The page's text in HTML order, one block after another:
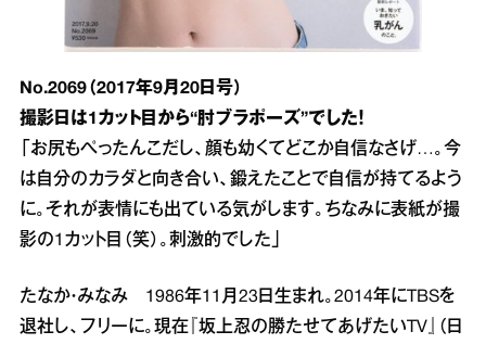
No.2069（2017年9月20日号）
撮影日は1カット目から“肘ブラポーズ”でした！
「お尻もぺったんこだし、顔も幼くてどこか自信なさげ…。今
は自分のカラダと向き合い、鍛えたことで自信が持てるよう
に。それが表情にも出ている気がします。ちなみに表紙が撮
影の1カット目（笑）。刺激的でした」
たなか・みなみ 1986年11月23日生まれ。2014年にTBSを
退社し、フリーに。現在『坂上忍の勝たせてあげたいTV』（日